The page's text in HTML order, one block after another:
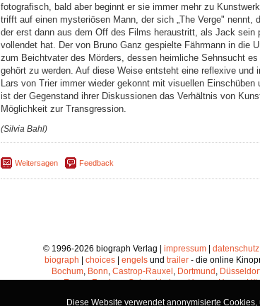
fotografisch, bald aber beginnt er sie immer mehr zu
trifft auf einen mysteriösen Mann, der sich „The Verge" nennt,
der erst dann aus dem Off des Films heraustritt, als Jack sein
vollendet hat. Der von Bruno Ganz gespielte Fährmann in die
zum Beichtvater des Mörders, dessen heimliche Sehnsucht
gehört zu werden. Auf diese Weise entsteht eine reflexive und
Lars von Trier immer wieder gekonnt mit visuellen
ist der Gegenstand ihrer Diskussionen das Verhältnis von
Möglichkeit zur Transgression.
(Silvia Bahl)
Weitersagen Feedback
© 1996-2026 biograph Verlag | impressum datenschutz
biograph
choices engels und trailer - die online
Bochum, Bonn, Castrop-Rauxel , Dortmund ,
Essen,Frechen,Gelsenkirchen,Hagen,Herne,
Diese Website verwendet anonymisierte